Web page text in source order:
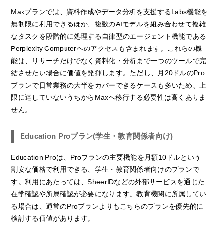
Maxプランでは、資料作成やデータ分析を支援するLabs機能を
無制限に利用できるほか、複数のAIモデルを組み合わせて複雑
なタスクを段階的に処理する自律型のエージェント機能である
Perplexity Computerへのアクセスも含まれます。これらの機
能は、リサーチだけでなく資料化・分析まで一つのツールで完
結させたい場合に価値を発揮します。ただし、月20ドルのPro
プランで日常業務の大半をカバーできるケースも多いため、上
限に達していないうちからMaxへ移行する必要性は高くありま
せん。
Education Proプラン(学生・教育関係者向け)
Education Proは、Proプランの主要機能を月額10ドルという
割安な価格で利用できる、学生・教育関係者向けのプランで
す。利用にあたっては、SheerIDなどの外部サービスを通じた
在学確認や所属確認が必要になります。教育機関に所属してい
る場合は、通常のProプランよりもこちらのプランを優先的に
検討する価値があります。